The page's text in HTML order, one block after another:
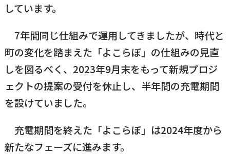
高齢者の方
引っ越し／移住・定住
おくやみ
よこハグ
手続きガイド
横瀬町（町長） へのご意見等
開庁時間：
8:30〜17:00
（土曜、日曜、祝日、年末年始を覗く）
窓口案内
しています。
7年間同じ仕組みで運用してきましたが、時代と
町の変化を踏まえた「よこらぼ」の仕組みの見直
しを図るべく、2023年9月末をもって新規プロジ
ェクトの提案の受付を休止し、半年間の充電期間
を設けていました。
充電期間を終えた「よこらぼ」は2024年度から
新たなフェーズに進みます。